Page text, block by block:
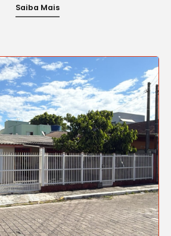
Saiba Mais